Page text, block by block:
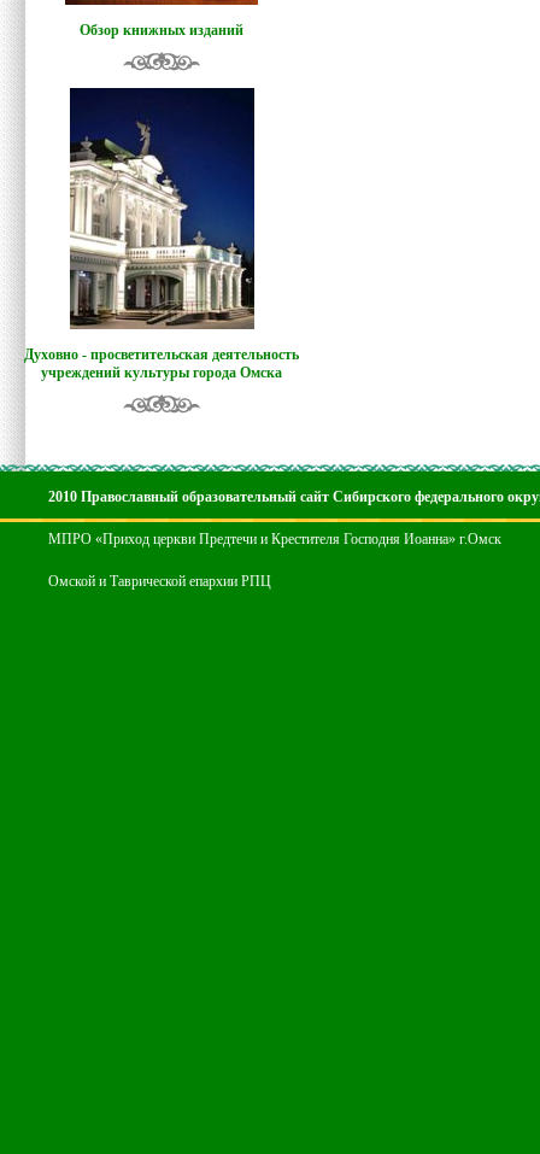
Обзор книжных изданий
Духовно - просветительская деятельность
учреждений культуры города Омска
2010 Православный образовательный сайт Сибирского федерального
МПРО «Приход церкви Предтечи и Крестителя Господня Иоанна» г.Омск
Омской и Таврической епархии РПЦ